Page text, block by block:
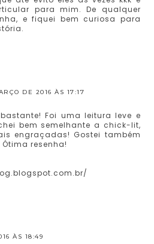
para mim. De qualquer
e fiquei bem curiosa para
DE 2016 ÀS 17:17
Foi uma leitura leve e
bem semelhante a chick-lit,
engraçadas! Gostei também
resenha!
ÀS 18:49